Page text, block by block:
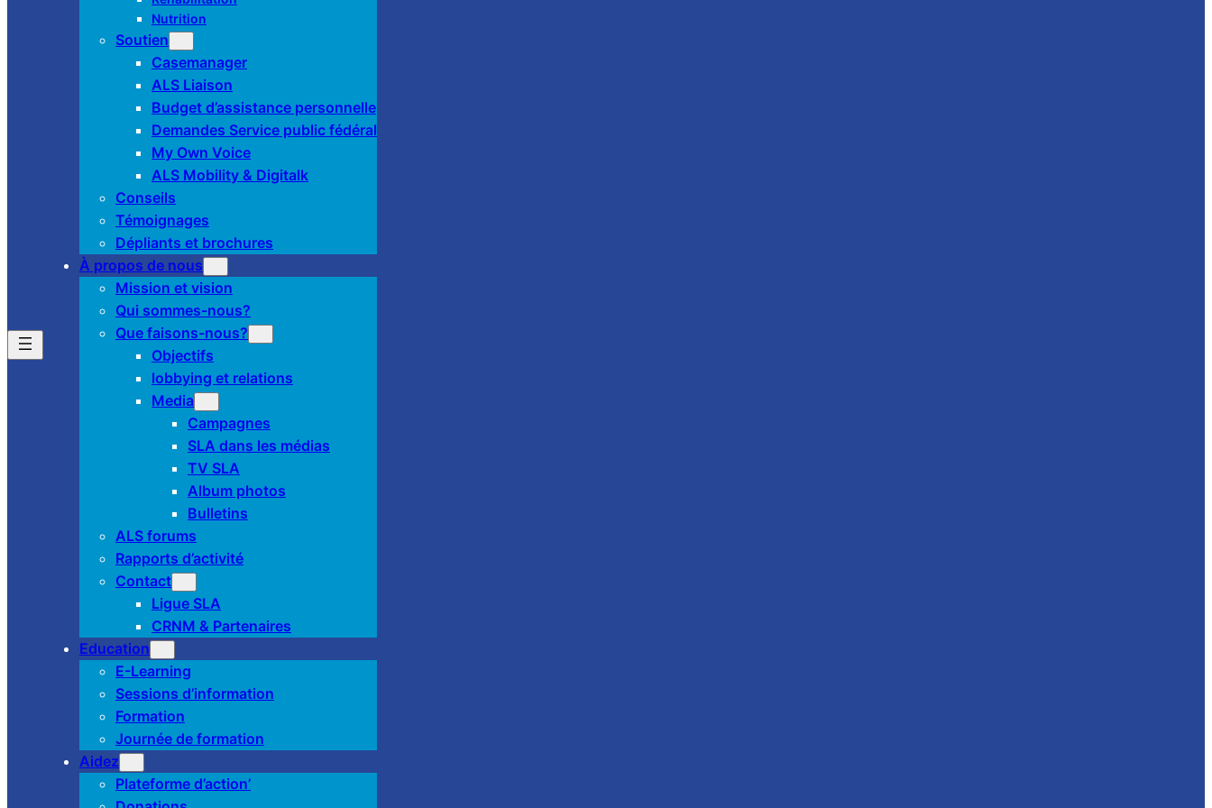
Nutrition
Soutien
Casemanager
ALS Liaison
Budget d’assistance personnelle
Demandes Service public fédéral
My Own Voice
ALS Mobility & Digitalk
Conseils
Témoignages
Dépliants et brochures
À propos de nous
Mission et vision
Qui sommes-nous?
Que faisons-nous?
Objectifs
lobbying et relations
Media
Campagnes
SLA dans les médias
TV SLA
Album photos
Bulletins
ALS forums
Rapports d’activité
Contact
Ligue SLA
CRNM & Partenaires
Education
E-Learning
Sessions d’information
Formation
Journée de formation
Aidez
Plateforme d’action’